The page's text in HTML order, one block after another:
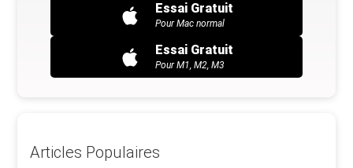
Essai Gratuit
Pour Mac normal
Essai Gratuit
Pour M1, M2, M3
Articles Populaires